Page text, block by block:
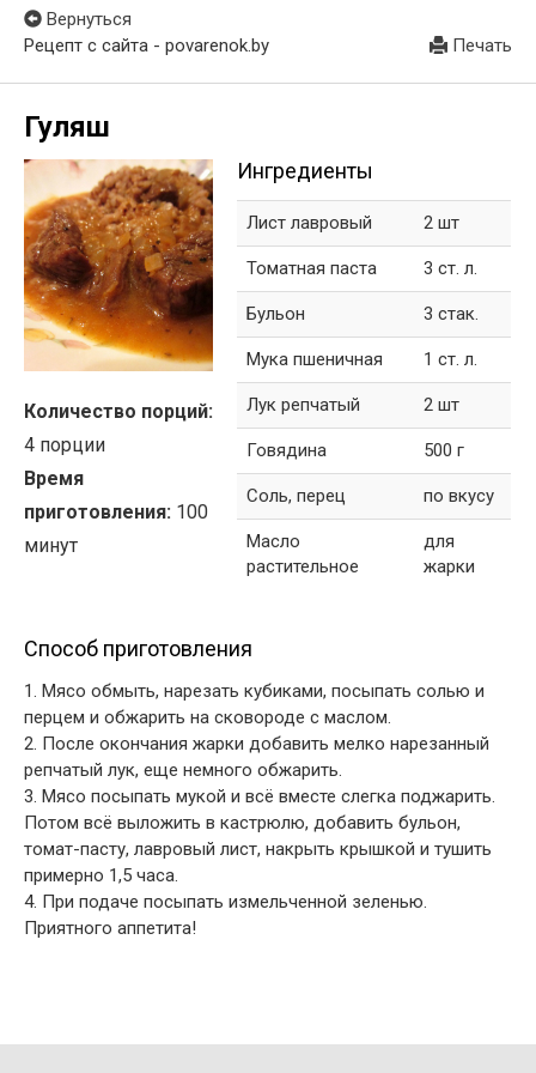
Вернуться
Рецепт с сайта - povarenok.by
Печать
Гуляш
Количество порций:
4 порции
Время
приготовления: 100
минут
Ингредиенты
Лист лавровый 2 шт
Томатная паста 3 ст. л.
Бульон 3 стак.
Мука пшеничная 1 ст. л.
Лук репчатый 2 шт
Говядина 500 г
Соль, перец по вкусу
Масло
растительное
для
жарки
Способ приготовления
1. Мясо обмыть, нарезать кубиками, посыпать солью и
перцем и обжарить на сковороде с маслом.
2. После окончания жарки добавить мелко нарезанный
репчатый лук, еще немного обжарить.
3. Мясо посыпать мукой и всё вместе слегка поджарить.
Потом всё выложить в кастрюлю, добавить бульон,
томат-пасту, лавровый лист, накрыть крышкой и тушить
примерно 1,5 часа.
4. При подаче посыпать измельченной зеленью.
Приятного аппетита!